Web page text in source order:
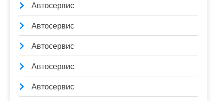
Автосервис
Автосервис
Автосервис
Автосервис
Автосервис